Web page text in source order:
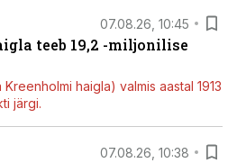
07.08.26, 10:45
teeb 19,2 -miljonilise
haigla) valmis aastal 1913
järgi.
07.08.26, 10:38